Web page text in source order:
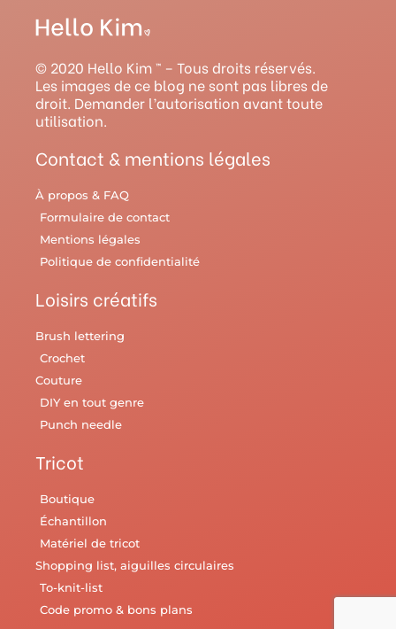
t
a
g
r
a
m
t
u
b
e
r
e
s
o
o
k
y
© 2020 Hello Kim ™ – Tous droits réservés.
Les images de ce blog ne sont pas libres de
droit. Demander l’autorisation avant toute
utilisation.
Contact & mentions légales
À propos & FAQ
Formulaire de contact
Mentions légales
Politique de confidentialité
Loisirs créatifs
Brush lettering
Crochet
Couture
DIY en tout genre
Punch needle
Tricot
Boutique
Échantillon
Matériel de tricot
Shopping list, aiguilles circulaires
To-knit-list
Code promo & bons plans